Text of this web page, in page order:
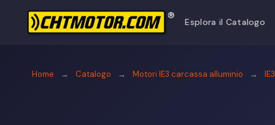
Esplora il Catalogo
Home → Catalogo → Motori IE3 carcassa alluminio →